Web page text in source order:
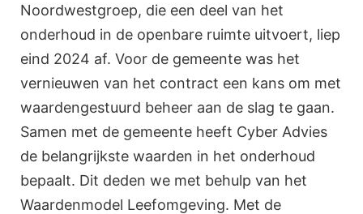
Noordwestgroep, die een deel van het
onderhoud in de openbare ruimte uitvoert, liep
eind 2024 af. Voor de gemeente was het
vernieuwen van het contract een kans om met
waardengestuurd beheer aan de slag te gaan.
Samen met de gemeente heeft Cyber Advies
de belangrijkste waarden in het onderhoud
bepaalt. Dit deden we met behulp van het
Waardenmodel Leefomgeving. Met de